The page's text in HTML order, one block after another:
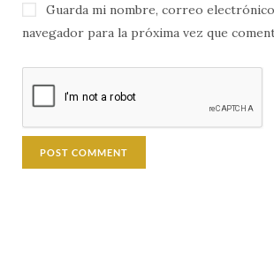
Guarda mi nombre, correo
navegador para la próxima vez que